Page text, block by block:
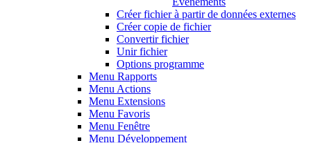
Créer fichier à partir de données externes
Créer copie de fichier
Convertir fichier
Unir fichier
Options programme
Menu Rapports
Menu Actions
Menu Extensions
Menu Favoris
Menu Fenêtre
Menu Développement